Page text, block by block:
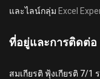
และไลน์กลุ่ม Excel
ที่อยู่และการติดต่อ
สมเกียรติ ฟุ้งเกียรติ 7/1